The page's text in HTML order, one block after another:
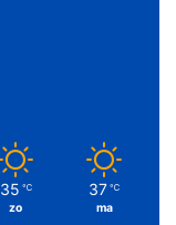
35 ℃
zo
37 ℃
ma